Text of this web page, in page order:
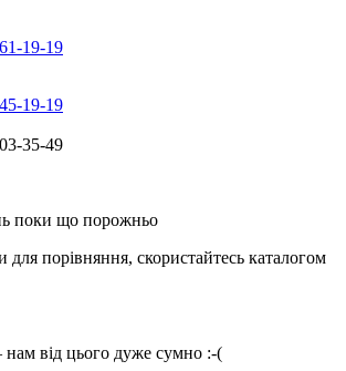
19-19
19-19
35-49
поки що порожньо
порівняння, скористайтесь каталогом
від цього дуже сумно :-(